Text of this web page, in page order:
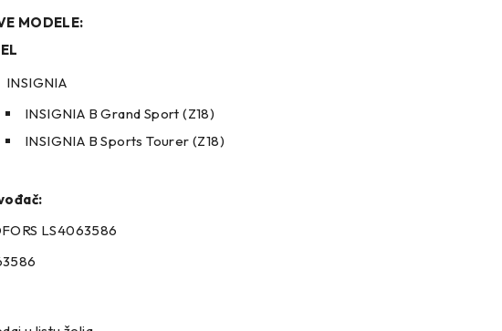
MODELE:
INSIGNIA
INSIGNIA B Grand Sport (Z18)
INSIGNIA B Sports Tourer (Z18)
LS4063586